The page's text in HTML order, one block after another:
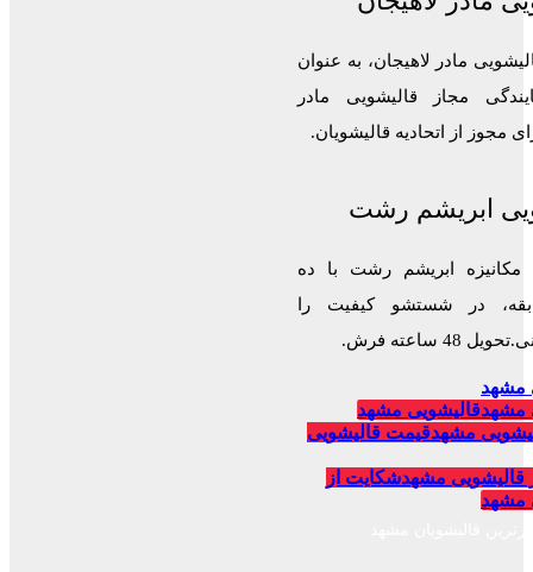
مادر لاهیجان، به عنوان
مجاز قالیشویی مادر
مجوز از اتحادیه قالیشویان.
ابریشم رشت
مکانیزه ابریشم رشت با ده
در شستشو کیفیت را
48 ساعته فرش.
مشهد
مشهدقالیشویی مشهد
مشهدقیمت قالیشویی
قالیشویی مشهدشکایت از
مشهد